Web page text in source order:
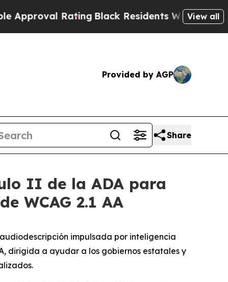
RatingBlack Residents Warned of View all
Provided by AGP
Share
II de la ADA para
WCAG 2.1 AA
impulsada por inteligencia
dirigida a ayudar a los gobiernos estatales y